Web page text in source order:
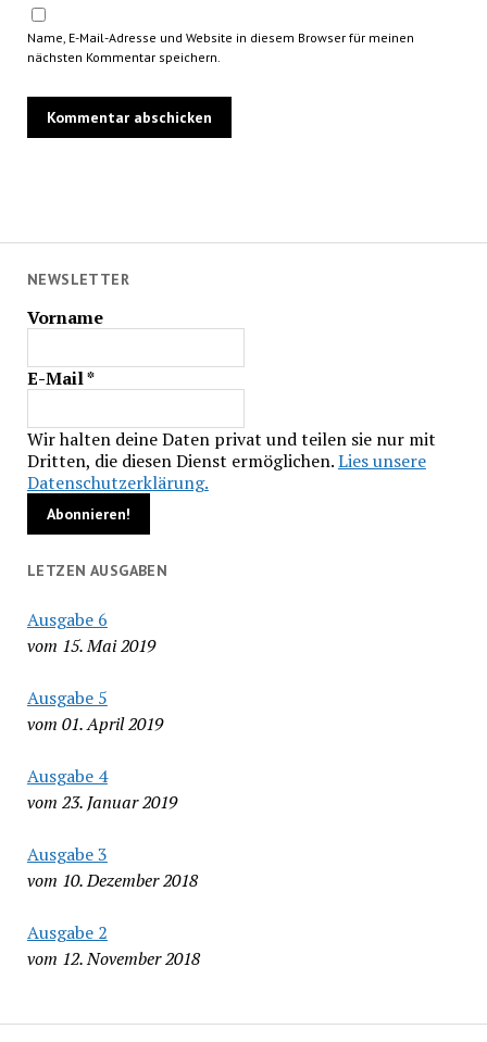
NEWSLETTER
Vorname
E-Mail*
Wir halten deine Daten privat und teilen sie nur mit
Dritten, die diesen Dienst ermöglichen.Lies unsere
Datenschutzerklärung.
LETZEN AUSGABEN
Ausgabe 6
vom 15. Mai 2019
Ausgabe 5
vom 01. April 2019
Ausgabe 4
vom 23. Januar 2019
Ausgabe 3
vom 10. Dezember 2018
Ausgabe 2
vom 12. November 2018
Name, E-Mail-Adresse und Website in diesem Browser für meinen
nächsten Kommentar speichern.